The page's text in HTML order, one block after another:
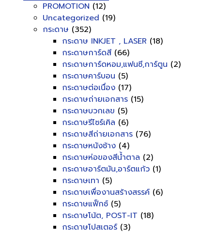
PROMOTION (12)
Uncategorized (19)
กระดาษ (352)
กระดาษ INKJET , LASER (18)
กระดาษการ์ดสี (66)
กระดาษการ์ดหอม,แฟนซี,การ์ตูน (2)
กระดาษคาร์บอน (5)
กระดาษต่อเนื่อง (17)
กระดาษถ่ายเอกสาร (15)
กระดาษบวกเลข (5)
กระดาษรีไซร์เคิล (6)
กระดาษสีถ่ายเอกสาร (76)
กระดาษหนังช้าง (4)
กระดาษห่อของสีน้ำตาล (2)
กระดาษอาร์ตมัน,อาร์ตแก้ว (1)
กระดาษเทา (5)
กระดาษเพื่องานสร้างสรรค์ (6)
กระดาษแฟ็กซ์ (5)
กระดาษโน้ต, POST-IT (18)
กระดาษโปสเตอร์ (3)